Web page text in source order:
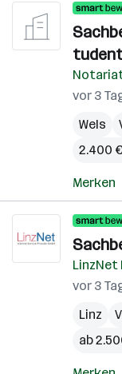
vor 3
Wels
2.400
Merken
LinzNet
vor 3
Linz
ab